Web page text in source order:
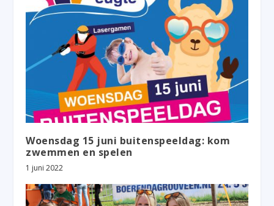
Woensdag 15 juni buitenspeeldag: kom
zwemmen en spelen
1 juni 2022